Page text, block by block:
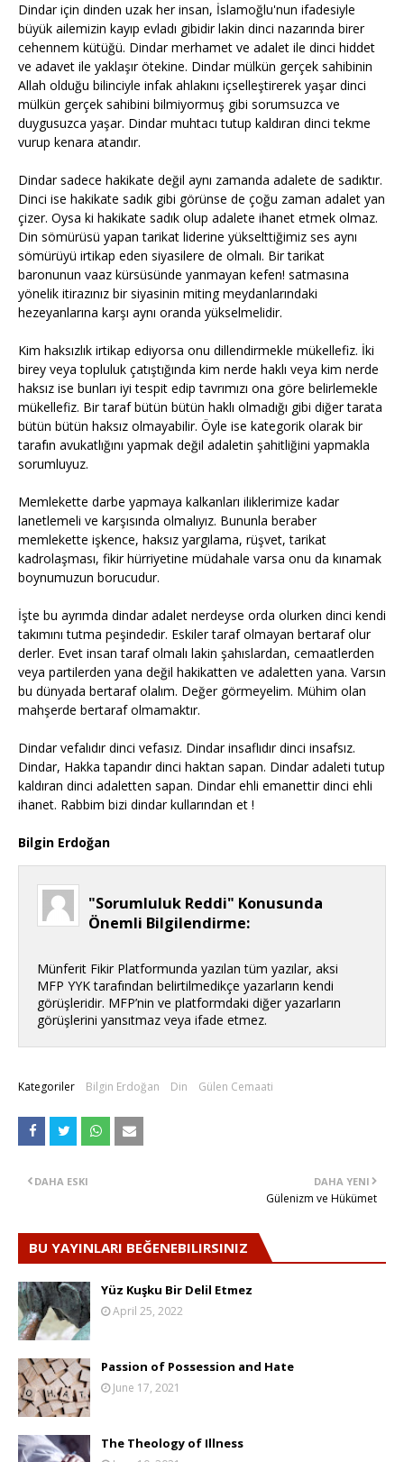
Dindar için dinden uzak her insan, İslamoğlu'nun ifadesiyle
büyük ailemizin kayıp evladı gibidir lakin dinci nazarında birer
cehennem kütüğü. Dindar merhamet ve adalet ile dinci hiddet
ve adavet ile yaklaşır ötekine. Dindar mülkün gerçek sahibinin
Allah olduğu bilinciyle infak ahlakını içselleştirerek yaşar dinci
mülkün gerçek sahibini bilmiyormuş gibi sorumsuzca ve
duygusuzca yaşar. Dindar muhtacı tutup kaldıran dinci tekme
vurup kenara atandır.
Dindar sadece hakikate değil aynı zamanda adalete de sadıktır.
Dinci ise hakikate sadık gibi görünse de çoğu zaman adalet yan
çizer. Oysa ki hakikate sadık olup adalete ihanet etmek olmaz.
Din sömürüsü yapan tarikat liderine yükselttiğimiz ses aynı
sömürüyü irtikap eden siyasilere de olmalı. Bir tarikat
baronunun vaaz kürsüsünde yanmayan kefen! satmasına
yönelik itirazınız bir siyasinin miting meydanlarındaki
hezeyanlarına karşı aynı oranda yükselmelidir.
Kim haksızlık irtikap ediyorsa onu dillendirmekle mükellefiz. İki
birey veya topluluk çatıştığında kim nerde haklı veya kim nerde
haksız ise bunları iyi tespit edip tavrımızı ona göre belirlemekle
mükellefiz. Bir taraf bütün bütün haklı olmadığı gibi diğer tarata
bütün bütün haksız olmayabilir. Öyle ise kategorik olarak bir
tarafın avukatlığını yapmak değil adaletin şahitliğini yapmakla
sorumluyuz.
Memlekette darbe yapmaya kalkanları iliklerimize kadar
lanetlemeli ve karşısında olmalıyız. Bununla beraber
memlekette işkence, haksız yargılama, rüşvet, tarikat
kadrolaşması, fikir hürriyetine müdahale varsa onu da kınamak
boynumuzun borucudur.
İşte bu ayrımda dindar adalet nerdeyse orda olurken dinci kendi
takımını tutma peşindedir. Eskiler taraf olmayan bertaraf olur
derler. Evet insan taraf olmalı lakin şahıslardan, cemaatlerden
veya partilerden yana değil hakikatten ve adaletten yana. Varsın
bu dünyada bertaraf olalım. Değer görmeyelim. Mühim olan
mahşerde bertaraf olmamaktır.
Dindar vefalıdır dinci vefasız. Dindar insaflıdır dinci insafsız.
Dindar, Hakka tapandır dinci haktan sapan. Dindar adaleti tutup
kaldıran dinci adaletten sapan. Dindar ehli emanettir dinci ehli
ihanet. Rabbim bizi dindar kullarından et !
Bilgin Erdoğan
"Sorumluluk Reddi" Konusunda
Önemli Bilgilendirme:
Münferit Fikir Platformunda yazılan tüm yazılar, aksi
MFP YYK tarafından belirtilmedikçe yazarların kendi
görüşleridir. MFP’nin ve platformdaki diğer yazarların
görüşlerini yansıtmaz veya ifade etmez.
Kategoriler Bilgin Erdoğan Din Gülen Cemaati
DAHA YENI
Gülenizm ve Hükümet
DAHA ESKI
BU YAYINLARI BEĞENEBILIRSINIZ
Yüz Kuşku Bir Delil Etmez
April 25, 2022
Passion of Possession and Hate
June 17, 2021
The Theology of Illness